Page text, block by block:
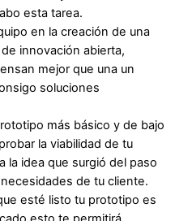
esta tarea.
en la creación de una
innovación abierta,
mejor que una un
soluciones
más básico y de bajo
la viabilidad de tu
la idea que surgió del paso
de tu cliente.
esté listo tu prototipo es